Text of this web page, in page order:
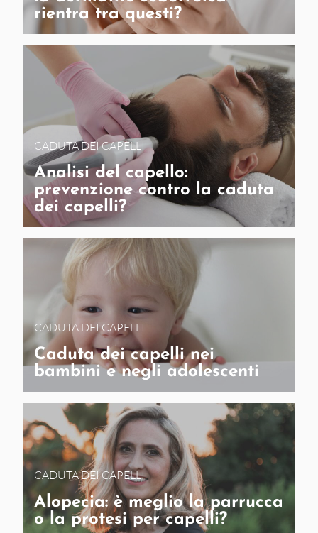
rientra tra questi?
CADUTA DEI CAPELLI
Analisi del capello:
prevenzione contro la caduta
dei capelli?
CADUTA DEI CAPELLI
Caduta dei capelli nei
bambini e negli adolescenti
CADUTA DEI CAPELLI
Alopecia: è meglio la parrucca
o la protesi per capelli?